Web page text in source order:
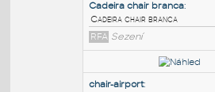
RFA Sezení
Panton Chair Classic:
Panton Chair Classic